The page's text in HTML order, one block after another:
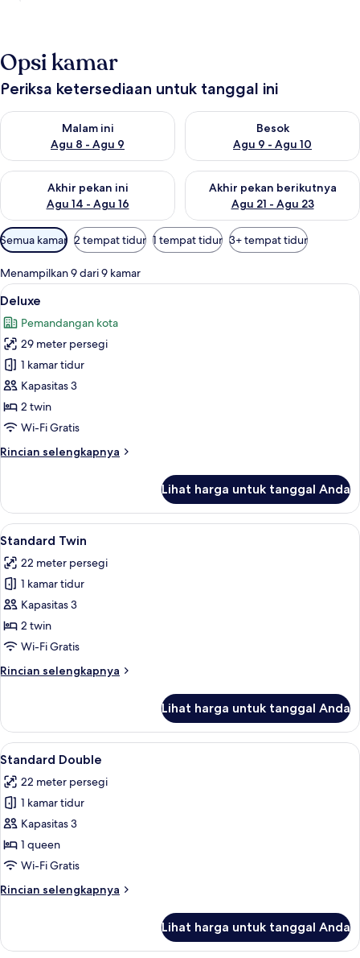
Opsi kamar
Periksa ketersediaan untuk tanggal ini
Malam ini
Agu 8 - Agu 9
Periksa ketersediaan untuk malam ini Agu 8 - Agu 9
Besok
Agu 9 - Agu 10
Periksa ketersediaan untuk
Akhir pekan ini
Agu 14 - Agu 16
Periksa ketersediaan untuk akhir pekan ini Agu 14 - Agu 16
Akhir pekan berikutnya
Agu 21 - Agu 23
Periksa ketersediaan untuk
Filter
tersedia
untuk
kamar
Semua kamar 2 tempat tidur 1 tempat tidur 3+ tempat tidur
Menampilkan 9 dari 9 kamar
Lihat
semua
foto
untuk
Deluxe
Deluxe | Minibar, brankas, Wi-Fi
12
Deluxe
Pemandangan kota
29 meter persegi
1 kamar tidur
Kapasitas 3
2 twin
Wi-Fi Gratis
Rincian selengkapnya
Rincian
Deluxe
Lihat harga untuk tanggal Anda
Lihat
semua
foto
untuk
Standard
Twin
Minibar, brankas, Wi-Fi gratis, dan
13
Standard Twin
22 meter persegi
1 kamar tidur
Kapasitas 3
2 twin
Wi-Fi Gratis
Rincian selengkapnya
Rincian
Standard
Twin
Lihat harga untuk tanggal Anda
Lihat
semua
foto
untuk
Standard
Double
Standard Double | Minibar, brankas,
7
Standard Double
22 meter persegi
1 kamar tidur
Kapasitas 3
1 queen
Wi-Fi Gratis
Rincian selengkapnya
Rincian
Standard
Lihat harga untuk tanggal Anda